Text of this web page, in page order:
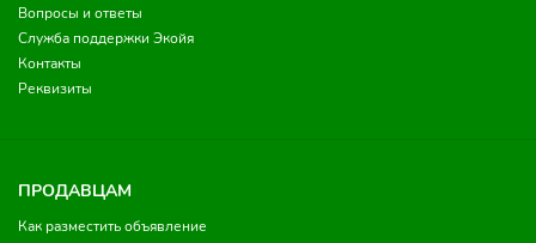
Вопросы и ответы
Служба поддержки Экойя
Контакты
Реквизиты
ПРОДАВЦАМ
Как разместить объявление